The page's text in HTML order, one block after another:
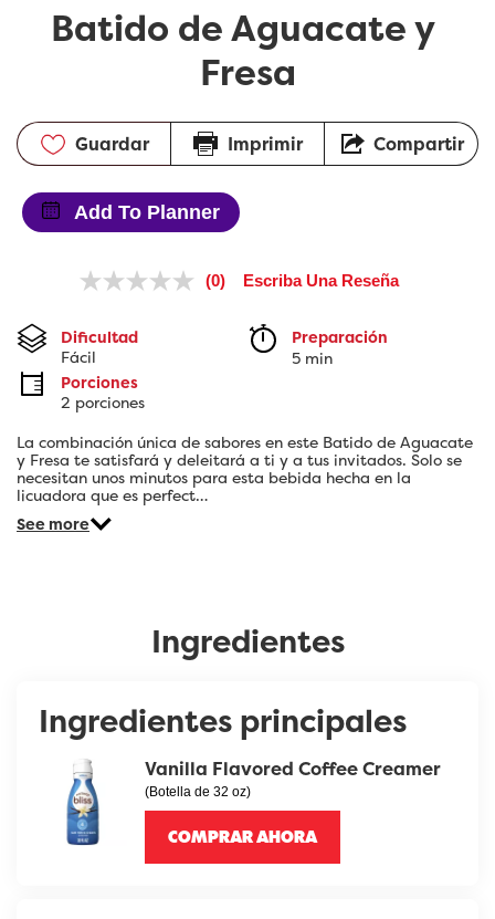
Batido de Aguacate y
Fresa
Guardar Imprimir Compartir
Add To Planner
Sin
Enlace
(0) Escriba Una Reseña
Dificultad
Fácil
Preparación
5 min
Porciones
2 porciones
La combinación única de sabores en este Batido de Aguacate
y Fresa te satisfará y deleitará a ti y a tus invitados. Solo se
necesitan unos minutos para esta bebida hecha en la
licuadora que es perfect…
See more
Ingredientes
Ingredientes principales
Vanilla Flavored Coffee Creamer
(Botella de 32 oz)
COMPRAR AHORA